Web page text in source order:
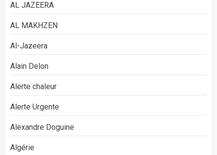
AL JAZEERA
AL MAKHZEN
Al-Jazeera
Alain Delon
Alerte chaleur
Alerte Urgente
Alexandre Doguine
Algérie